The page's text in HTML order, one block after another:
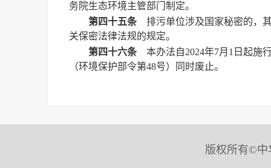
务院生态环境主管部门制定。
第四十五条排污单位涉及国家秘密的，其
关保密法律法规的规定。
第四十六条本办法自2024年7月1日起施
（环境保护部令第48号）同时废止。
版权所有©中